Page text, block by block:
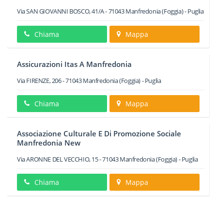
Via SAN GIOVANNI BOSCO, 41/A-71043Manfredonia(Foggia) -Puglia
Chiama Mappa
Assicurazioni Itas A Manfredonia
Via FIRENZE, 206-71043Manfredonia(Foggia) -Puglia
Chiama Mappa
Associazione Culturale E Di Promozione Sociale
Manfredonia New
Via ARONNE DEL VECCHIO, 15-71043Manfredonia(Foggia) -Puglia
Chiama Mappa